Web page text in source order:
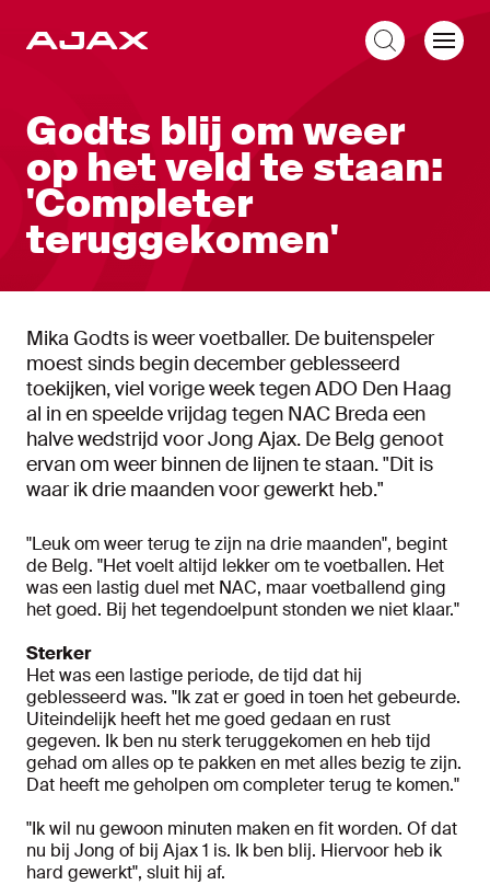
Godts blij om weer
op het veld te staan:
'Completer
teruggekomen'
Mika Godts is weer voetballer. De buitenspeler
moest sinds begin december geblesseerd
toekijken, viel vorige week tegen ADO Den Haag
al in en speelde vrijdag tegen NAC Breda een
halve wedstrijd voor Jong Ajax. De Belg genoot
ervan om weer binnen de lijnen te staan. "Dit is
waar ik drie maanden voor gewerkt heb."
"Leuk om weer terug te zijn na drie maanden", begint
de Belg. "Het voelt altijd lekker om te voetballen. Het
was een lastig duel met NAC, maar voetballend ging
het goed. Bij het tegendoelpunt stonden we niet klaar."
Sterker
Het was een lastige periode, de tijd dat hij
geblesseerd was. "Ik zat er goed in toen het gebeurde.
Uiteindelijk heeft het me goed gedaan en rust
gegeven. Ik ben nu sterk teruggekomen en heb tijd
gehad om alles op te pakken en met alles bezig te zijn.
Dat heeft me geholpen om completer terug te komen."
"Ik wil nu gewoon minuten maken en fit worden. Of dat
nu bij Jong of bij Ajax 1 is. Ik ben blij. Hiervoor heb ik
hard gewerkt", sluit hij af.